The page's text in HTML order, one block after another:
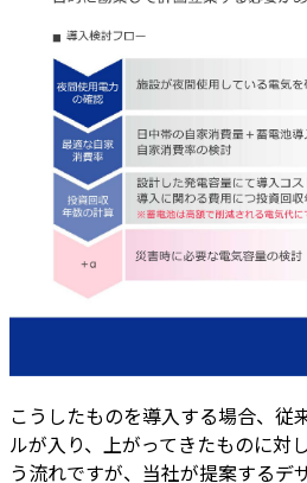
こうしたものを導入する場合、従
ルが入り、上がってきたものに対
う流れですが、当社が提案するデ